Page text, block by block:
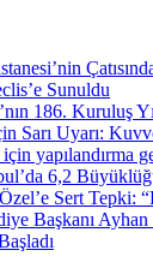
Sunuldu
186. Kuruluş
Sarı Uyarı:
yapılandırma
6,2
Sert Tepki:
Başkanı Ayhan